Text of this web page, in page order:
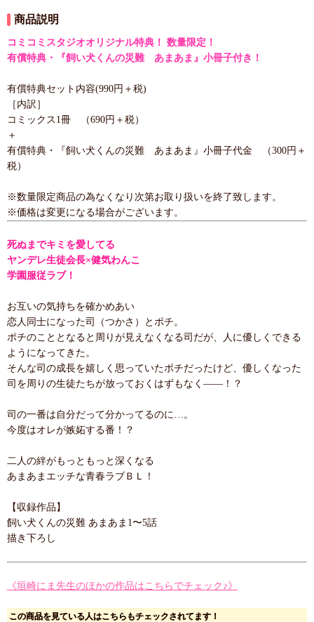
商品説明
コミコミスタジオオリジナル特典！ 数量限定！
有償特典・『飼い犬くんの災難 あまあま』小冊子付き！
有償特典セット内容(990円＋税)
［内訳］
コミックス1冊 （690円＋税）
＋
有償特典・『飼い犬くんの災難 あまあま』小冊子代金 （300円＋
税）
※数量限定商品の為なくなり次第お取り扱いを終了致します。
※価格は変更になる場合がございます。
死ぬまでキミを愛してる
ヤンデレ生徒会長×健気わんこ
学園服従ラブ！
お互いの気持ちを確かめあい
恋人同士になった司（つかさ）とポチ。
ポチのこととなると周りが見えなくなる司だが、人に優しくできる
ようになってきた。
そんな司の成長を嬉しく思っていたポチだったけど、優しくなった
司を周りの生徒たちが放っておくはずもなく――！？
司の一番は自分だって分かってるのに…。
今度はオレが嫉妬する番！？
二人の絆がもっともっと深くなる
あまあまエッチな青春ラブＢＬ！
【収録作品】
飼い犬くんの災難 あまあま1〜5話
描き下ろし
《垣崎にま先生のほかの作品はこちらでチェック♪》
この商品を見ている人はこちらもチェックされてます！